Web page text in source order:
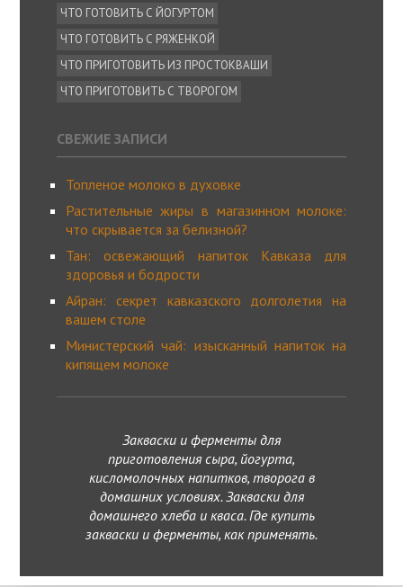
ЧТО ГОТОВИТЬ С ЙОГУРТОМ
ЧТО ГОТОВИТЬ С РЯЖЕНКОЙ
ЧТО ПРИГОТОВИТЬ ИЗ ПРОСТОКВАШИ
ЧТО ПРИГОТОВИТЬ С ТВОРОГОМ
СВЕЖИЕ ЗАПИСИ
Топленое молоко в духовке
Растительные жиры в магазинном молоке:
что скрывается за белизной?
Тан: освежающий напиток Кавказа для
здоровья и бодрости
Айран: секрет кавказского долголетия на
вашем столе
Министерский чай: изысканный напиток на
кипящем молоке
Закваски и ферменты для
приготовления сыра, йогурта,
кисломолочных напитков, творога в
домашних условиях. Закваски для
домашнего хлеба и кваса. Где купить
закваски и ферменты, как применять.